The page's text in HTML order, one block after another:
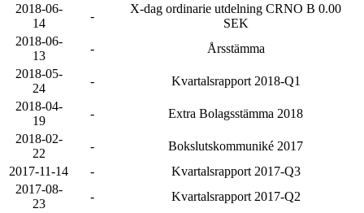
2018-06-
14
-
X-dag ordinarie utdelning CRNO B 0.00
SEK
2018-06-
13
-
Årsstämma
2018-05-
24
-
Kvartalsrapport 2018-Q1
2018-04-
19
-
Extra Bolagsstämma 2018
2018-02-
22
-
Bokslutskommuniké 2017
2017-11-14
-
Kvartalsrapport 2017-Q3
2017-08-
23
-
Kvartalsrapport 2017-Q2